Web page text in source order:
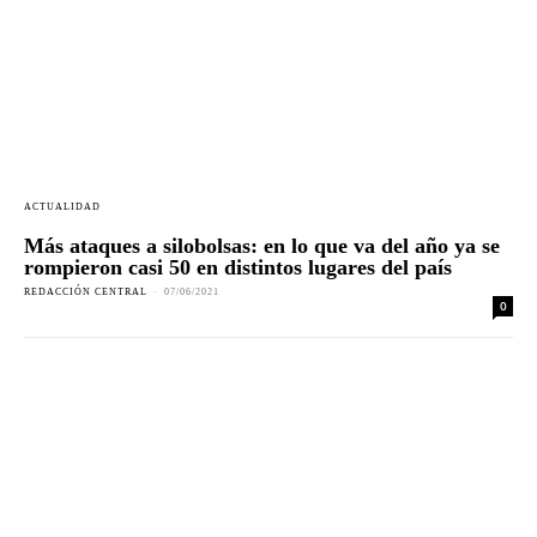
ACTUALIDAD
Más ataques a silobolsas: en lo que va del año ya se
rompieron casi 50 en distintos lugares del país
REDACCIÓN CENTRAL - 07/06/2021
0